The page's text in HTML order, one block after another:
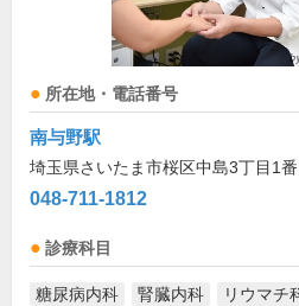
所在地・電話番号
南与野駅
埼玉県さいたま市桜区中島3丁目1
048-711-1812
診療科目
糖尿病内科 腎臓内科 リウマチ